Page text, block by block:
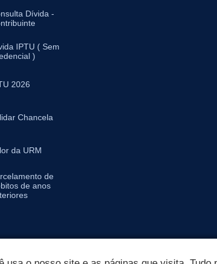
Dívida -
IPTU ( Sem
)
2026
Chancela
da URM
de
de anos